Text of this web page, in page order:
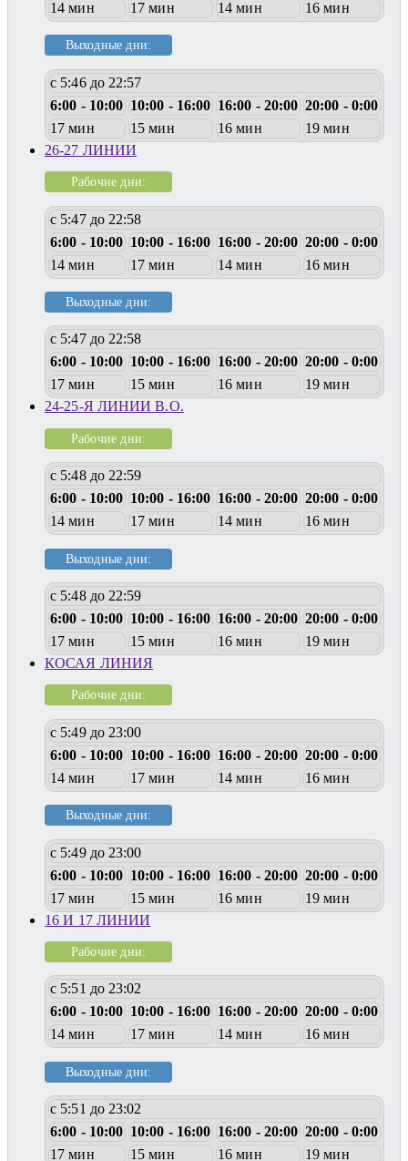
14 мин 17 мин 14 мин 16 мин
Выходные дни:
с 5:46 до 22:57
6:00 - 10:00 10:00 - 16:00 16:00 - 20:00 20:00 - 0:00
17 мин
15 мин 16 мин
19 мин
26-27 ЛИНИИ
Рабочие дни:
с 5:47 до 22:58
6:00 - 10:00 10:00 - 16:00 16:00 - 20:00 20:00 - 0:00
14 мин
17 мин 14 мин 16 мин
Выходные дни:
с 5:47 до 22:58
6:00 - 10:00 10:00 - 16:00 16:00 - 20:00 20:00 - 0:00
17 мин
15 мин 16 мин
19 мин
24-25-Я ЛИНИИ В.О.
Рабочие дни:
с 5:48 до 22:59
6:00 - 10:00 10:00 - 16:00 16:00 - 20:00 20:00 - 0:00
14 мин
17 мин 14 мин 16 мин
Выходные дни:
с 5:48 до 22:59
6:00 - 10:00 10:00 - 16:00 16:00 - 20:00 20:00 - 0:00
17 мин
15 мин 16 мин
19 мин
КОСАЯ ЛИНИЯ
Рабочие дни:
с 5:49 до 23:00
6:00 - 10:00 10:00 - 16:00 16:00 - 20:00 20:00 - 0:00
14 мин
17 мин 14 мин 16 мин
Выходные дни:
с 5:49 до 23:00
6:00 - 10:00 10:00 - 16:00 16:00 - 20:00 20:00 - 0:00
17 мин
15 мин 16 мин
19 мин
16 И 17 ЛИНИИ
Рабочие дни:
с 5:51 до 23:02
6:00 - 10:00 10:00 - 16:00 16:00 - 20:00 20:00 - 0:00
14 мин
17 мин 14 мин 16 мин
Выходные дни:
с 5:51 до 23:02
6:00 - 10:00 10:00 - 16:00 16:00 - 20:00 20:00 - 0:00
17 мин
15 мин 16 мин
19 мин